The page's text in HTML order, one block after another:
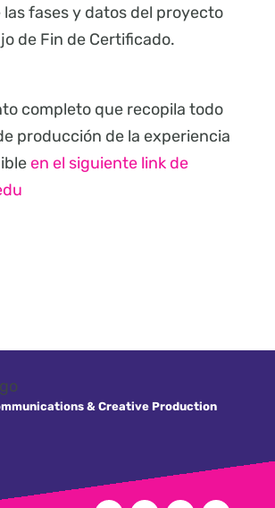
fases y datos del proyecto
de Fin de Certificado.
completo que recopila todo
producción de la experiencia
en el siguiente link de
& Creative Production